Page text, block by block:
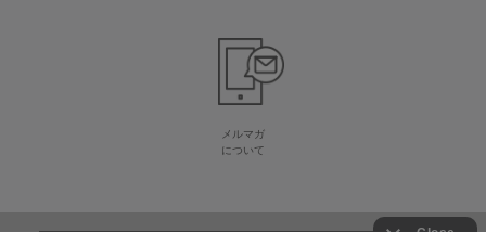
メルマガ
について